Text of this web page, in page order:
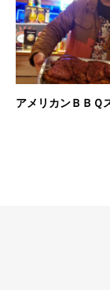
アメリカンＢＢＱ